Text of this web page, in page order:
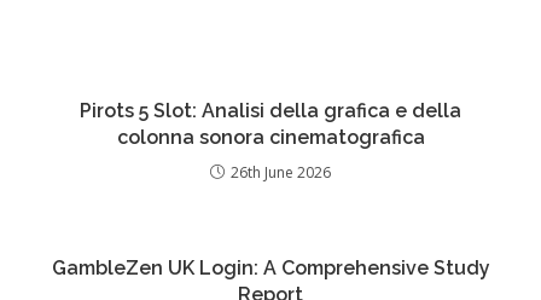
Pirots 5 Slot: Analisi della grafica e della
colonna sonora cinematografica
26th June 2026
GambleZen UK Login: A Comprehensive Study
Report